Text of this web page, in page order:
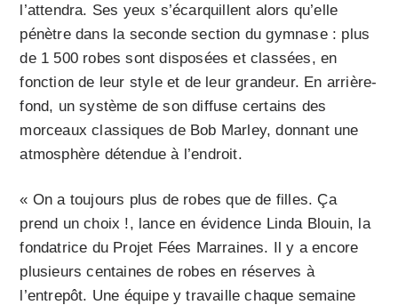
l’attendra. Ses yeux s’écarquillent alors qu’elle
pénètre dans la seconde section du gymnase : plus
de 1 500 robes sont disposées et classées, en
fonction de leur style et de leur grandeur. En arrière-
fond, un système de son diffuse certains des
morceaux classiques de Bob Marley, donnant une
atmosphère détendue à l’endroit.
« On a toujours plus de robes que de filles. Ça
prend un choix !, lance en évidence Linda Blouin, la
fondatrice du Projet Fées Marraines. Il y a encore
plusieurs centaines de robes en réserves à
l’entrepôt. Une équipe y travaille chaque semaine